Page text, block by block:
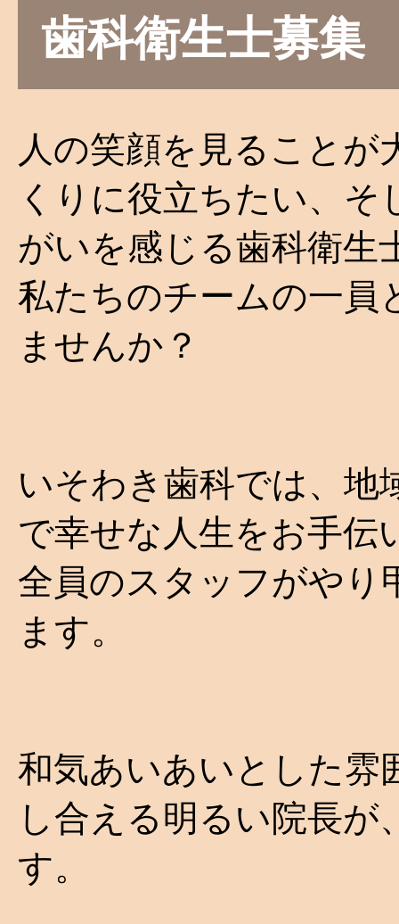
歯科衛生士募集
人の笑顔を見ることが
くりに役立ちたい、
がいを感じる歯科衛生
私たちのチームの一員
ませんか？
いそわき歯科では、地
で幸せな人生をお手伝
全員のスタッフがやり
ます。
和気あいあいとした雰
し合える明るい院長
す。